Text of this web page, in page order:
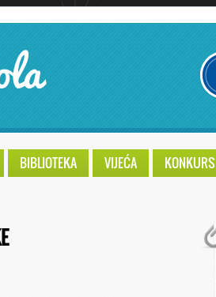
BIBLIOTEKA VIJEĆA KONKURS